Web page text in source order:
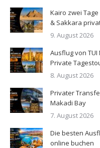
Kairo zwei
& Sakkara
9. August 2026
Ausflug von TUI
Private
8. August 2026
Privater
Makadi Bay
7. August 2026
Die besten
online buchen